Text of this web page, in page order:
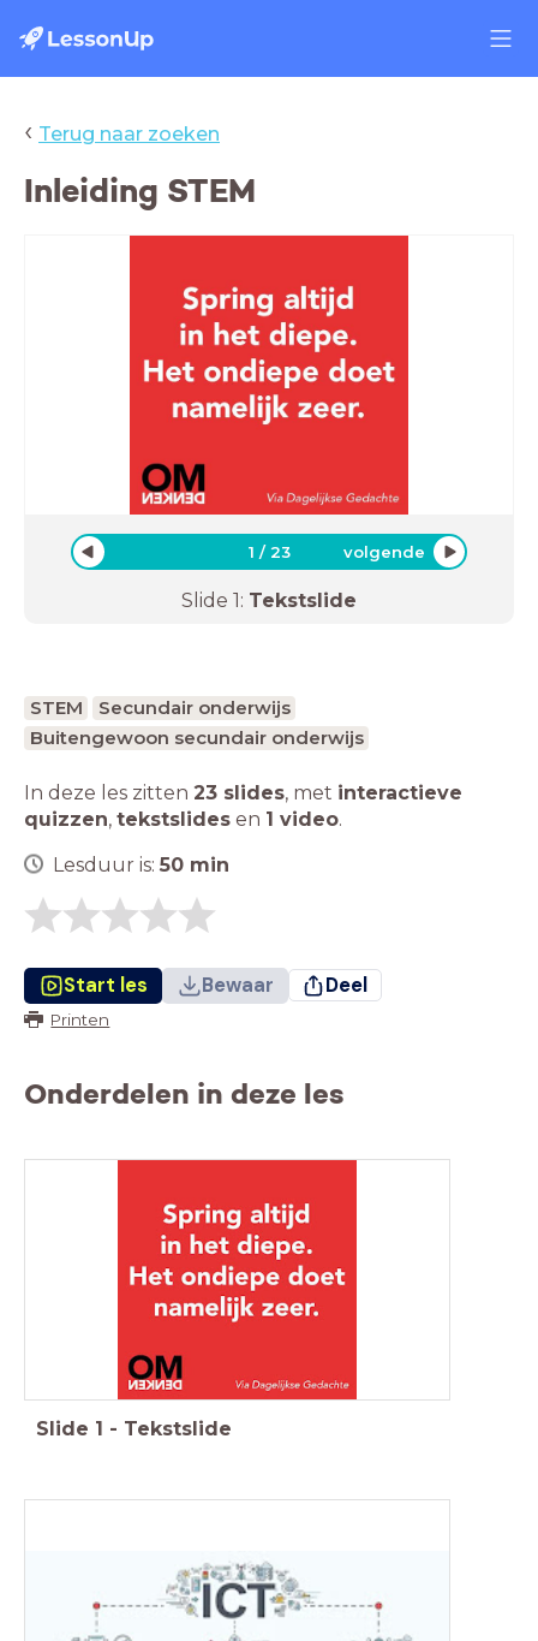
‹ Terug naar zoeken
Inleiding STEM
1 /23 volgende
Slide 1: Tekstslide
STEM
Secundair onderwijs
Buitengewoon secundair onderwijs
In deze les zitten 23 slides, met interactieve
quizzen, tekstslides en 1 video.
Lesduur is: 50 min
Start les Bewaar Deel
Printen
Onderdelen in deze les
Slide 1 - Tekstslide